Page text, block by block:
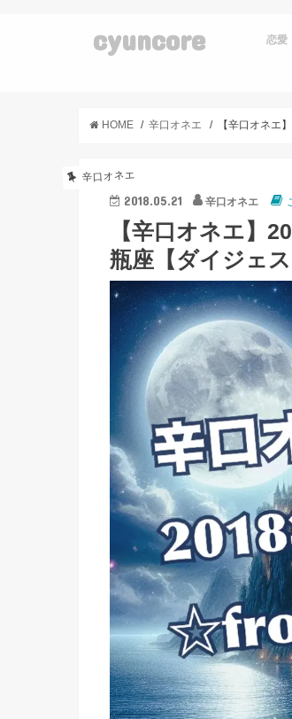
cyuncore 恋愛
HOME 辛口オネエ
辛口オネエ
2018.05.21 辛口オネエ
【辛口オネエ】
瓶座【ダイジェス